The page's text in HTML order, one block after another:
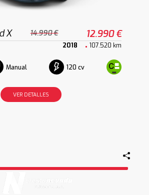
X 14.990 € 12.990 €
2018 107.520 km
Manual 120 cv
VER DETALLES